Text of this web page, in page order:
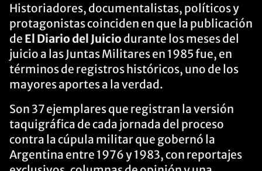
Historiadores, documentalistas, políticos y
protagonistas coinciden en que la publicación
de El Diario del Juicio durante los meses del
juicio a las Juntas Militares en 1985 fue, en
términos de registros históricos, uno de los
mayores aportes a la verdad.
Son 37 ejemplares que registran la versión
taquigráfica de cada jornada del proceso
contra la cúpula militar que gobernó la
Argentina entre 1976 y 1983, con reportajes